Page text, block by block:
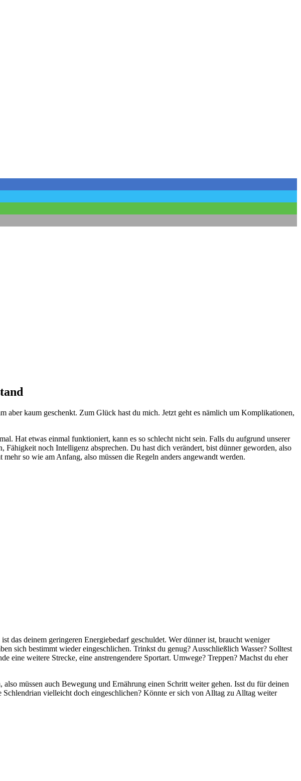
kaum geschenkt. Zum Glück hast du mich. Jetzt geht es nämlich um Komplikationen,
Hat etwas einmal funktioniert, kann es so schlecht nicht sein. Falls du aufgrund unserer
noch Intelligenz absprechen. Du hast dich verändert, bist dünner geworden, also
so wie am Anfang, also müssen die Regeln anders angewandt werden.
das deinem geringeren Energiebedarf geschuldet. Wer dünner ist, braucht weniger
sich bestimmt wieder eingeschlichen. Trinkst du genug? Ausschließlich Wasser? Solltest
eine weitere Strecke, eine anstrengendere Sportart. Umwege? Treppen? Machst du eher
müssen auch Bewegung und Ernährung einen Schritt weiter gehen. Isst du für deinen
vielleicht doch eingeschlichen? Könnte er sich von Alltag zu Alltag weiter